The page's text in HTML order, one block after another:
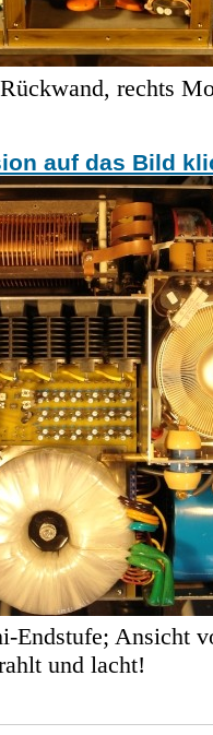
rechts
auf das Bild
Endstufe; Ansicht
und lacht!